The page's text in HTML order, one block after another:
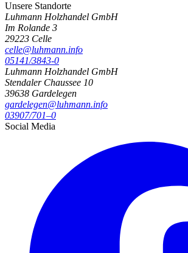
Unsere Standorte
Luhmann Holzhandel GmbH
Im Rolande 3
29223 Celle
celle@luhmann.info
05141/3843-0
Luhmann Holzhandel GmbH
Stendaler Chaussee 10
39638 Gardelegen
gardelegen@luhmann.info
03907/701–0
Social Media